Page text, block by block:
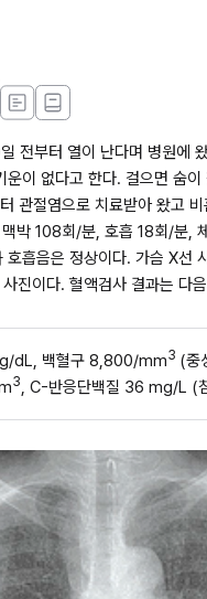
전부터 열이 난다며 병원에
운이 없다고 한다. 걸으면 숨
관절염으로 치료받아 왔고
박 108회/분, 호흡 18회/분,
호흡음은 정상이다. 가슴 X선
진이다. 혈액검사 결과는 다
dL, 백혈구 8,800/mm3 (중
3, C-반응단백질 36 mg/L (